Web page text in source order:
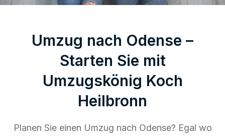
Umzug nach Odense –
Starten Sie mit
Umzugskönig Koch
Heilbronn
Planen Sie einen Umzug nach Odense? Egal wo